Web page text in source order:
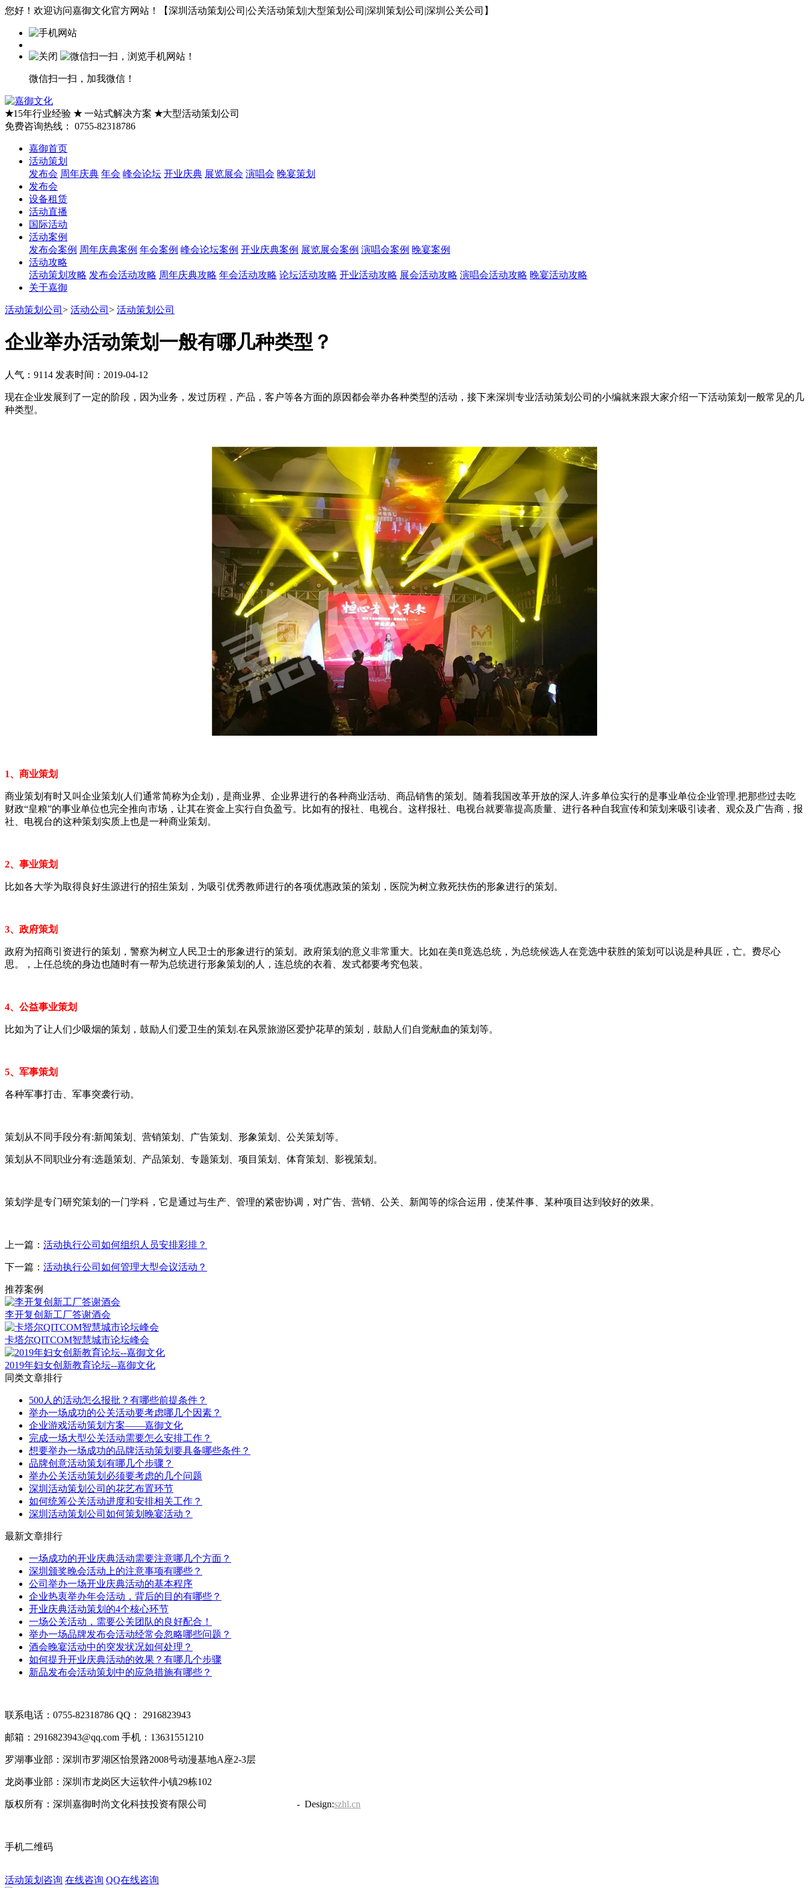
您好！欢迎访问嘉御文化官方网站！【深圳活动策划公司|公关活动策划|大型策划公司|深圳策划公司|深圳公关公司】
微信扫一扫，加我微信！
★15年行业经验 ★一站式解决方案 ★大型活动策划公司
免费咨询热线：
0755-82318786
嘉御首页
活动策划
发布会 周年庆典 年会 峰会论坛 开业庆典 展览展会 演唱会 晚宴策划
发布会
设备租赁
活动直播
国际活动
活动案例
发布会案例 周年庆典案例 年会案例 峰会论坛案例 开业庆典案例 展览展会案例 演唱会案例 晚宴案例
活动攻略
活动策划攻略 发布会活动攻略 周年庆典攻略 年会活动攻略 论坛活动攻略 开业活动攻略 展会活动攻略 演唱会活动攻略 晚宴活动攻略
关于嘉御
活动策划公司 > 活动公司 > 活动策划公司
企业举办活动策划一般有哪几种类型？
人气：9114 发表时间：2019-04-12
现在企业发展到了一定的阶段，因为业务，发过历程，产品，客户等各方面的原因都会举办各种类型的活动，接下来深圳专业活动策划公司的小编就来跟大家介绍一下活动策划一般常见的几
种类型。
1、商业策划
商业策划有时又叫企业策划(人们通常简称为企划)，是商业界、企业界进行的各种商业活动、商品销售的策划。随着我国改革开放的深人.许多单位实行的是事业单位企业管理.把那些过去吃
财政“皇粮”的事业单位也完全推向市场，让其在资金上实行自负盈亏。比如有的报社、电视台。这样报社、电视台就要靠提高质量、进行各种自我宣传和策划来吸引读者、观众及广告商，报
社、电视台的这种策划实质上也是一种商业策划。
2、事业策划
比如各大学为取得良好生源进行的招生策划，为吸引优秀教师进行的各项优惠政策的策划，医院为树立救死扶伤的形象进行的策划。
3、政府策划
政府为招商引资进行的策划，警察为树立人民卫士的形象进行的策划。政府策划的意义非常重大。比如在美fl竟选总统，为总统候选人在竞选中获胜的策划可以说是种具匠，亡。费尽心
思。，上任总统的身边也随时有一帮为总统进行形象策划的人，连总统的衣着、发式都要考究包装。
4、公益事业策划
比如为了让人们少吸烟的策划，鼓励人们爱卫生的策划.在风景旅游区爱护花草的策划，鼓励人们自觉献血的策划等。
5、军事策划
各种军事打击、军事突袭行动。
策划从不同手段分有:新闻策划、营销策划、广告策划、形象策划、公关策划等。
策划从不同职业分有:选题策划、产品策划、专题策划、项目策划、体育策划、影视策划。
策划学是专门研究策划的一门学科，它是通过与生产、管理的紧密协调，对广告、营销、公关、新闻等的综合运用，使某件事、某种项目达到较好的效果。
上一篇： 活动执行公司如何组织人员安排彩排？
下一篇： 活动执行公司如何管理大型会议活动？
推荐案例
李开复创新工厂答谢酒会
卡塔尔QITCOM智慧城市论坛峰会
2019年妇女创新教育论坛--嘉御文化
同类文章排行
500人的活动怎么报批？有哪些前提条件？
举办一场成功的公关活动要考虑哪几个因素？
企业游戏活动策划方案——嘉御文化
完成一场大型公关活动需要怎么安排工作？
想要举办一场成功的品牌活动策划要具备哪些条件？
品牌创意活动策划有哪几个步骤？
举办公关活动策划必须要考虑的几个问题
深圳活动策划公司的花艺布置环节
如何统筹公关活动进度和安排相关工作？
深圳活动策划公司如何策划晚宴活动？
最新文章排行
一场成功的开业庆典活动需要注意哪几个方面？
深圳颁奖晚会活动上的注意事项有哪些？
公司举办一场开业庆典活动的基本程序
企业热衷举办年会活动，背后的目的有哪些？
开业庆典活动策划的4个核心环节
一场公关活动，需要公关团队的良好配合！
举办一场品牌发布会活动经常会忽略哪些问题？
酒会晚宴活动中的突发状况如何处理？
如何提升开业庆典活动的效果？有哪几个步骤
新品发布会活动策划中的应急措施有哪些？
联系电话：0755-82318786 QQ： 2916823943
邮箱：2916823943@qq.com 手机：13631551210
罗湖事业部：深圳市罗湖区怡景路2008号动漫基地A座2-3层
龙岗事业部：深圳市龙岗区大运软件小镇29栋102
版权所有：深圳嘉御时尚文化科技投资有限公司 - Design:szhl.cn
手机二维码
活动策划咨询 在线咨询 QQ在线咨询